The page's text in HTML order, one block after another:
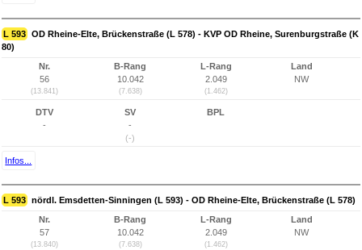
L 593 OD Rheine-Elte, Brückenstraße (L 578) - KVP OD Rheine, Surenburgstraße (K
80)
Nr.
56
(13.841)
B-Rang
10.042
(7.638)
L-Rang
2.049
(1.462)
Land
NW
DTV
-
SV
-
(-)
BPL
Infos...
L 593 nördl. Emsdetten-Sinningen (L 593) - OD Rheine-Elte, Brückenstraße (L 578)
Nr.
57
(13.840)
B-Rang
10.042
(7.638)
L-Rang
2.049
(1.462)
Land
NW